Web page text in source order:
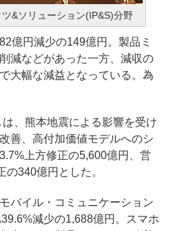
&ソリューション(IP&S)分野
億円減少の149億円。製品ミ
減などがあった一方、減収の
大幅な減益となっている。為
、熊本地震による影響を受け
善、高付加価値モデルへのシ
上方修正の5,600億円、営
340億円とした。
バイル・コミュニケーション
減少の1,688億円。スマホ